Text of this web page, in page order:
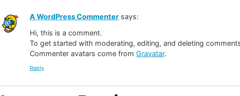
A WordPress Commenter says:
Hi, this is a comment.
To get started with moderating, editing, and deleting
Commenter avatars come from Gravatar.
Reply